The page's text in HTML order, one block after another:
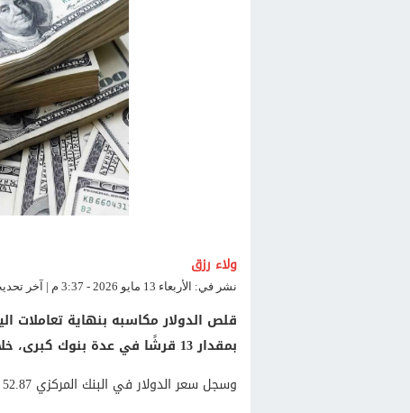
ولاء رزق
نشر في: الأربعاء 13 مايو 2026 - 3:37 م | آخر تحديث: الأربعاء 13 مايو 2026 - 3:37 م
بمقدار 13 قرشًا في عدة بنوك كبرى، خلال منتصف التعاملات.
وسجل سعر الدولار في البنك المركزي 52.87 جنيه للشراء، و52.97 جنيه للبيع.